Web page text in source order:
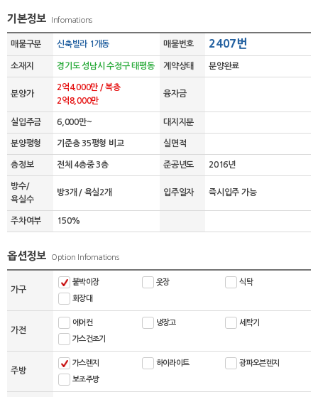
기본정보 Infomations
매물구분 신축빌라 1개동 매물번호 2407번
소재지 경기도 성남시 수정구 태평동 계약상태 분양완료
분양가
2억4.000만 / 복층
2억8,000만
융자금
실입주금 6,000만~ 대지지분
분양평형 기준층 35평형 비교 실면적
층정보 전체 4층중 3층 준공년도 2016년
방수/
욕실수
방3개 / 욕실2개 입주일자 즉시입주 가능
주차여부 150%
옵션정보 Option Infomations
가구
붙박이장 옷장 식탁
화장대
가전
에어컨 냉장고 세탁기
가스건조기
주방
가스렌지 하이라이트 광파오븐렌지
보조주방